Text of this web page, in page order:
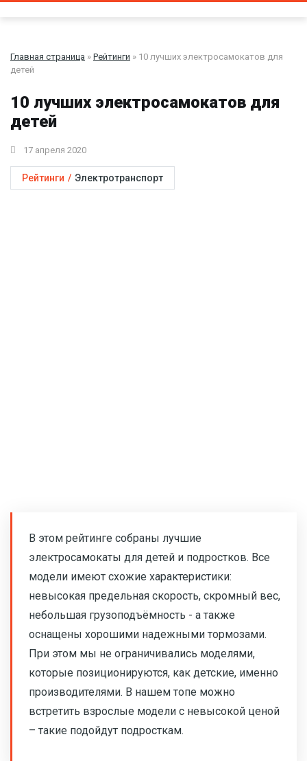
Главная страница » Рейтинги » 10 лучших электросамокатов для
детей
10 лучших электросамокатов для
детей
17 апреля 2020
Рейтинги / Электротранспорт
В этом рейтинге собраны лучшие
электросамокаты для детей и подростков. Все
модели имеют схожие характеристики:
невысокая предельная скорость, скромный вес,
небольшая грузоподъёмность - а также
оснащены хорошими надежными тормозами.
При этом мы не ограничивались моделями,
которые позиционируются, как детские, именно
производителями. В нашем топе можно
встретить взрослые модели с невысокой ценой
– такие подойдут подросткам.